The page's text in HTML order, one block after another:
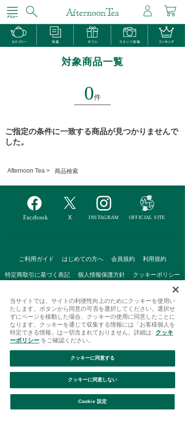
対象商品一覧
0件
絞り込み 並び替え
ご指定の条件に一致する商品が見つかりませんで
した。
Afternoon Tea > 商品検索
ご利用ガイド はじめての方へ 会員規約 利用規約
特定商取引に基づく表記 個人情報保護方針 クッキーポリシー
Afternoon Tea(アフタヌーンティー)公式オンラインストアで
は、
キッチン・ダイニングなどの生活雑貨、紅茶・焼き菓子など、
毎日新商品をご用意しています。
当サイトでは、サイトの利便性向上のためにクッキーを使用い
たします。ボタンから同意の可否を選択してください。選択せ
ずにページを移動した場合、クッキーの使用に同意したことに
なります。クッキーを通じて収集する情報には「お客様個人を
特定できる情報」は一切含まれておりません。詳細は
クッキ
ーポリシー をご確認ください。
Cookie 設定
クッキーに同意しない
クッキーに同意する